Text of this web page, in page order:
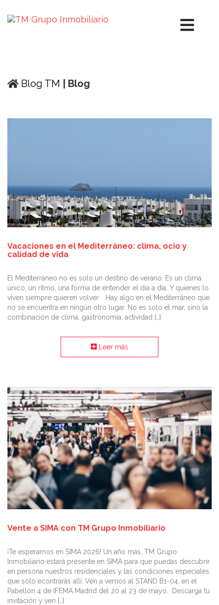
Blog TM | Blog
Vacaciones en el Mediterráneo: clima, ocio y
calidad de vida
El Mediterráneo no es solo un destino de verano. Es un clima
único, un ritmo, una forma de entender el día a día. Y quienes lo
viven siempre quieren volver. Hay algo en el Mediterráneo que
no se encuentra en ningún otro lugar. No es solo el mar, sino la
combinación de clima, gastronomía, actividad […]
Leer más
Vente a SIMA con TM Grupo Inmobiliario
¡Te esperamos en SIMA 2026! Un año más, TM Grupo
Inmobiliario estará presente en SIMA para que puedas descubrir
en persona nuestros residenciales y las condiciones especiales
que solo econtrarás allí. Ven a vernos al STAND B1-04, en el
Pabellón 4 de IFEMA Madrid del 20 al 23 de mayo. Descarga tu
invitación y ven […]